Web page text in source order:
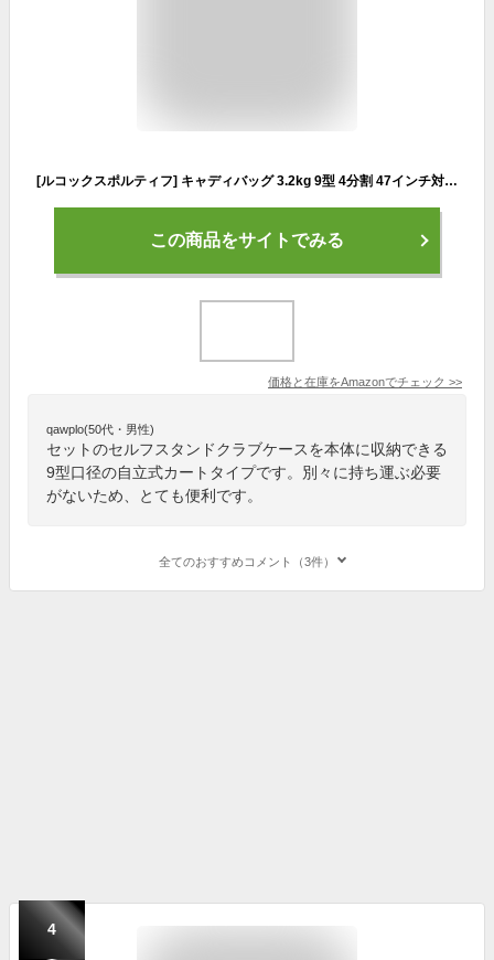
[ルコックスポルティフ] キャディバッグ 3.2kg 9型 4分割 47インチ対応 セルフクラブケース内臓 ゴルフ QQBWJJ03W メンズ RDNV(レッドネイビー)
この商品をサイトでみる
価格と在庫をAmazonでチェック >>
qawplo(50代・男性)
セットのセルフスタンドクラブケースを本体に収納できる
9型口径の自立式カートタイプです。別々に持ち運ぶ必要
がないため、とても便利です。
全てのおすすめコメント（3件）
4